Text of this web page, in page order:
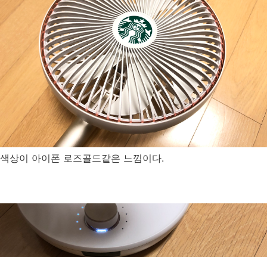
색상이 아이폰 로즈골드같은 느낌이다.